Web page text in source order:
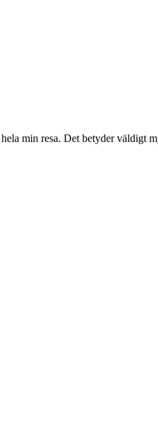
min resa. Det betyder väldigt